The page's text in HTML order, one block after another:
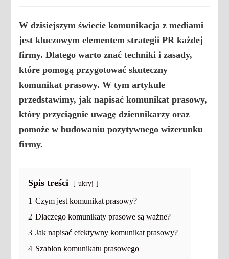
W dzisiejszym świecie komunikacja z mediami
jest kluczowym elementem strategii PR każdej
firmy. Dlatego warto znać techniki i zasady,
które pomogą przygotować skuteczny
komunikat prasowy. W tym artykule
przedstawimy, jak napisać komunikat prasowy,
który przyciągnie uwagę dziennikarzy oraz
pomoże w budowaniu pozytywnego wizerunku
firmy.
Spis treści ukryj
1 Czym jest komunikat prasowy?
2 Dlaczego komunikaty prasowe są ważne?
3 Jak napisać efektywny komunikat prasowy?
4 Szablon komunikatu prasowego